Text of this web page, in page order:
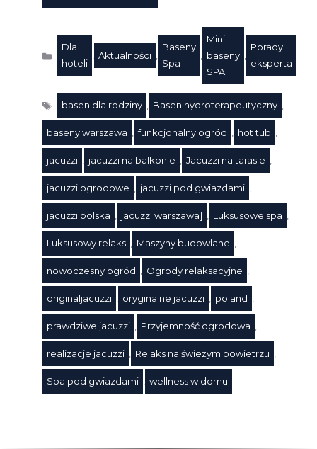
Kategorie
Dla
hoteli
Aktualności
Baseny
Spa
Mini-
baseny
SPA
Porady
eksperta
Tagi
basen dla rodziny Basen hydroterapeutyczny
baseny warszawa funkcjonalny ogród hot tub
jacuzzi jacuzzi na balkonie Jacuzzi na tarasie
jacuzzi ogrodowe jacuzzi pod gwiazdami
jacuzzi polska jacuzzi warszawa] Luksusowe spa
Luksusowy relaks Maszyny budowlane
nowoczesny ogród Ogrody relaksacyjne
originaljacuzzi oryginalne jacuzzi poland
prawdziwe jacuzzi Przyjemność ogrodowa
realizacje jacuzzi Relaks na świeżym powietrzu
Spa pod gwiazdami wellness w domu